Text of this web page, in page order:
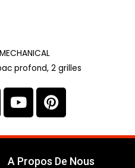
profond, 2 grilles
A Propos De Nous